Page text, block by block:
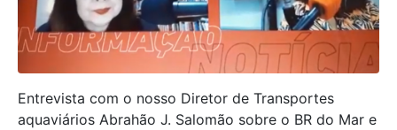
Entrevista com o nosso Diretor de Transportes
aquaviários Abrahão J. Salomão sobre o BR do Mar e